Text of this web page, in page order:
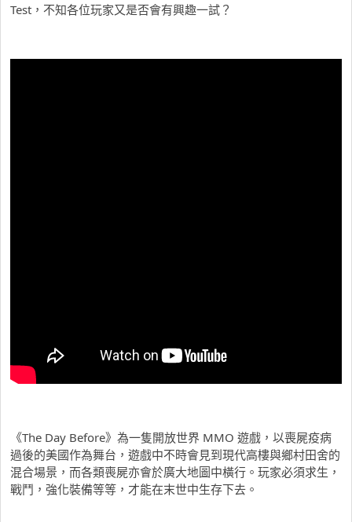
Test，不知各位玩家又是否會有興趣一試？
《The Day Before》為一隻開放世界 MMO 遊戲，以喪屍疫病
過後的美國作為舞台，遊戲中不時會見到現代高樓與鄉村田舍的
混合場景，而各類喪屍亦會於廣大地圖中橫行。玩家必須求生，
戰鬥，強化裝備等等，才能在末世中生存下去。